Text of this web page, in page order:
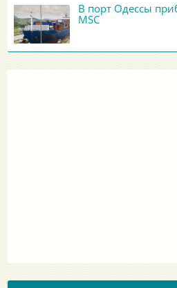
В порт Одессы
MSC